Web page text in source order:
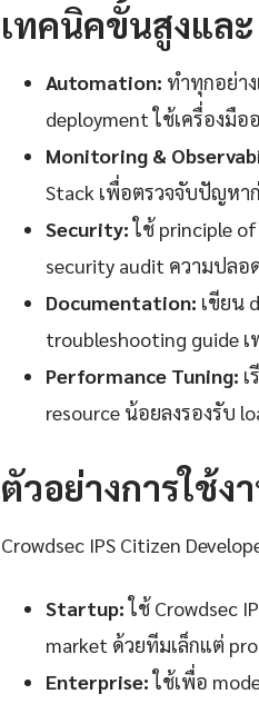
เทคนิคขั้นสูงแล
Automation: ทำทุกอย่า
deployment ใช้เครื่องมือ
Monitoring &
Stack เพื่อตรวจจับปัญห
Security:ใช้ principle
security audit ความปล
Documentation: เขียน
troubleshooting guide
Performance Tuning:
resource น้อยลงรองรับ
ตัวอย่างการใช้ง
Crowdsec IPS Citizen
Startup:ใช้ Crowdsec
market ด้วยทีมเล็กแต่
Enterprise:ใช้เพื่อ